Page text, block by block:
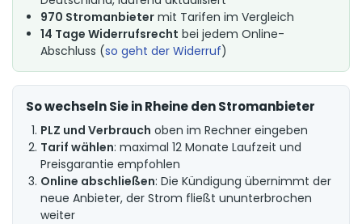
970 Stromanbieter mit Tarifen im Vergleich
14 Tage Widerrufsrecht bei jedem Online-
Abschluss (so geht der Widerruf)
So wechseln Sie in Rheine den Stromanbieter
PLZ und Verbrauch oben im Rechner eingeben
Tarif wählen: maximal 12 Monate Laufzeit und
Preisgarantie empfohlen
Online abschließen: Die Kündigung übernimmt der
neue Anbieter, der Strom fließt ununterbrochen
weiter